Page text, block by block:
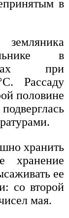
в
в
при
Рассаду
половине
хранить
хранение
ее
со второй
мая.